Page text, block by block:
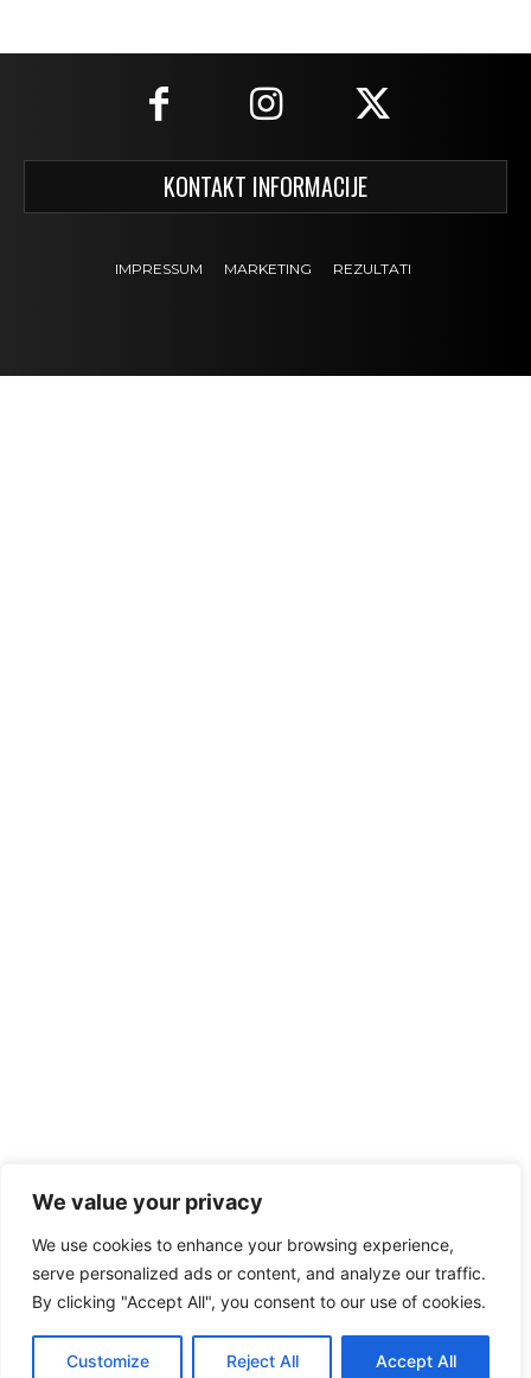
We value your privacy
We use cookies to enhance your browsing experience,
serve personalized ads or content, and analyze our traffic.
By clicking "Accept All", you consent to our use of cookies.
Customize Reject All Accept All
KONTAKT INFORMACIJE
IMPRESSUM MARKETING REZULTATI